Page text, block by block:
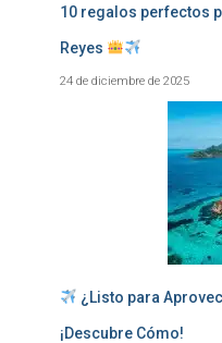
10 regalos perfectos
Reyes
24 de diciembre de 2025
¿Listo para
¡Descubre Cómo!